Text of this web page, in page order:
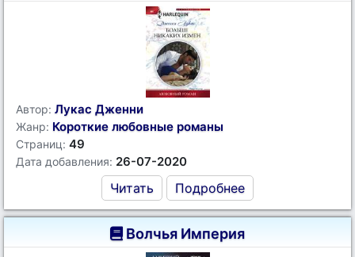
Автор: Лукас Дженни
Жанр: Короткие любовные романы
Страниц: 49
Дата добавления: 26-07-2020
Читать Подробнее
Волчья Империя